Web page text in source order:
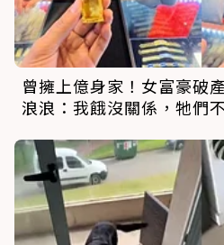
曾擁上億身家！女富豪破
浪浪：我餓沒關係，牠們